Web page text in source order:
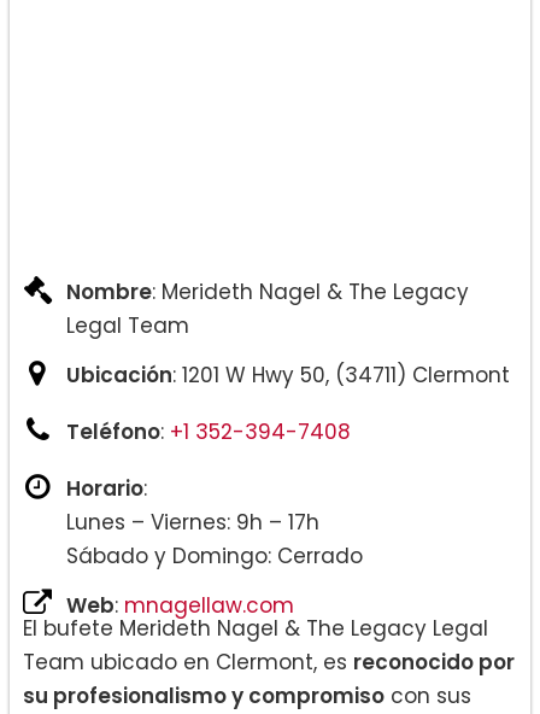
Nombre: Merideth Nagel & The Legacy
Legal Team
Ubicación: 1201 W Hwy 50, (34711) Clermont
Teléfono: +1 352-394-7408
Horario:
Lunes – Viernes: 9h – 17h
Sábado y Domingo: Cerrado
Web: mnagellaw.com
El bufete Merideth Nagel & The Legacy Legal
Team ubicado en Clermont, es reconocido por
su profesionalismo y compromiso con sus